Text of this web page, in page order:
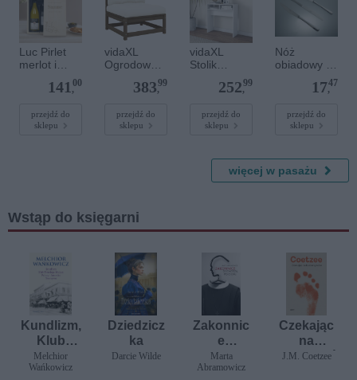
Luc Pirlet
merlot i
chardonnay
w skrzynce
141 ,
00
przejdź do
sklepu
vidaXL
Ogrodowe
środkowe z
poduszkami
, lita sosna
383,
99
przejdź do
sklepu
vidaXL
Stolik
konsolowy,
cm, materiał
drewnopoch
252,
99
przejdź do
sklepu
Nóż
obiadowy -
17,
47
przejdź do
sklepu
więcej w pasażu
Wstąp do księgarni
Kundlizm,
Klub
Trzeciego
Miejsca,
Melchior
Wańkowicz
Dziedzicz
ka
Darcie Wilde
Zakonnic
e
odchodzą
po cichu
Marta
Abramowicz
Czekając
na
barbarzyń
J.M. Coetzee